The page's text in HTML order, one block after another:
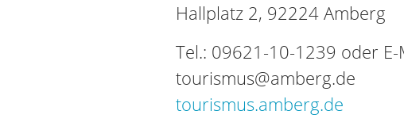
Hallplatz 2, 92224 Amberg
Tel.: 09621-10-1239 oder E-
tourismus@amberg.de
tourismus.amberg.de